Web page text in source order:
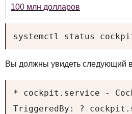
100 млн долларов
systemctl status
Вы должны увидеть следующий
* cockpit.service -
TriggeredBy: ?